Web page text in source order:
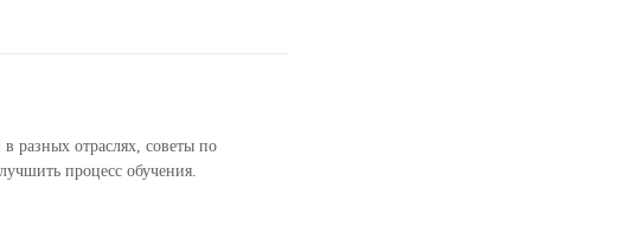
разных отраслях, советы по
процесс обучения.